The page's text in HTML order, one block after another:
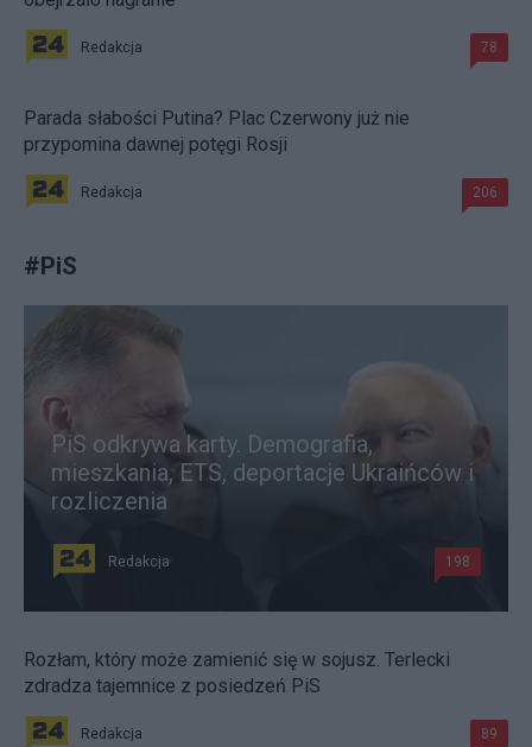
Redakcja 78
Parada słabości Putina? Plac Czerwony już nie
przypomina dawnej potęgi Rosji
Redakcja 206
#PiS
PiS odkrywa karty. Demografia,
mieszkania, ETS, deportacje Ukraińców i
rozliczenia
Redakcja 198
Rozłam, który może zamienić się w sojusz. Terlecki
zdradza tajemnice z posiedzeń PiS
Redakcja 89